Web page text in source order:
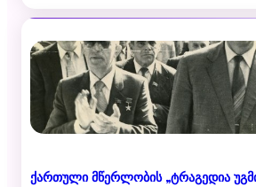
ქართული მწერლობის „ტრაგედია